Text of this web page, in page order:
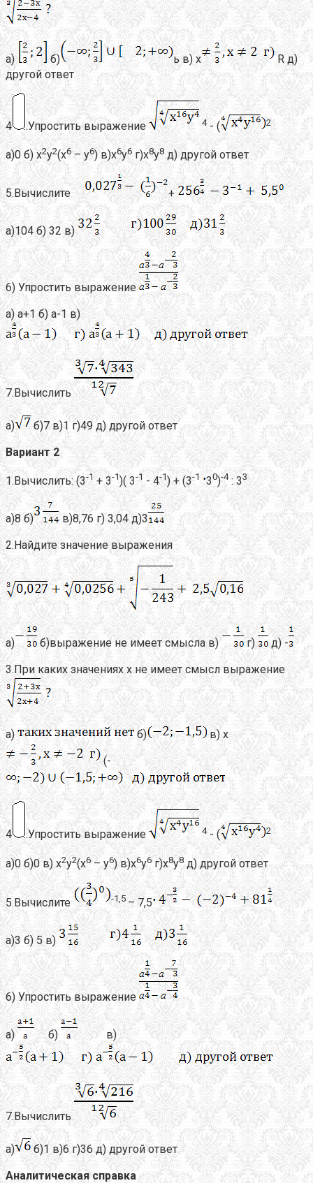
а) б) ь в) х
R д)
другой ответ
4 .Упростить выражение 4- ( 2
а)0 б) х2у2(х6 – у6) в)х6у6 г)х8у8 д) другой ответ
5.Вычислите +
а)104 б) 32 в)
6) Упростить выражение
а) а+1 б) а-1 в)
7.Вычислить
а) б)7 в)1 г)49 д) другой ответ
Вариант 2
1.Вычислить: (3-1 + 3-1)( 3-1 - 4-1 ) + (3-1 30)-4: 33
а)8 б) в)8,76 г) 3,04 д)3
2.Найдите значение выражения
а) б)выражение не имеет смысла в) г) д) -
3.При каких значениях х не имеет смысл выражение
а) б)
в) х
(-
4 .Упростить выражение 4- ( 2
а)0 б)0 в) х2у2(х6 – у6) в)х6у6 г)х8у8 д) другой ответ
5.Вычислите -1,5 – 7,5
а)3 б) 5 в)
6) Упростить выражение
а) б) в)
7.Вычислить
а) б)1 в)6 г)36 д) другой ответ
Аналитическая справка